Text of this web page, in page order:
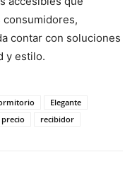
consumidores,
contar con soluciones
y estilo.
Elegante
precio recibidor